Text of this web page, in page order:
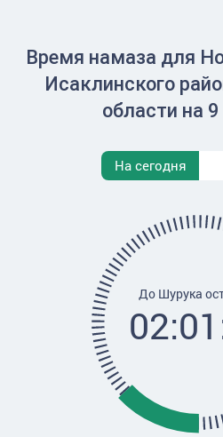
Время намаза для
Исаклинского
области на 9
На сегодня
До Шурука